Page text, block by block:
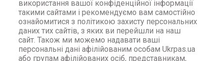
використання вашої конфіденційної інформації
такими сайтами і рекомендуємо вам самостійно
ознайомитися з політикою захисту персональних
даних тих сайтів, з яких ви перейшли на наш
сайт. Також ми можемо надавати ваші
персональні дані афілійованим особам Ukrpas.ua
або групам афілійованих осіб, представникам,